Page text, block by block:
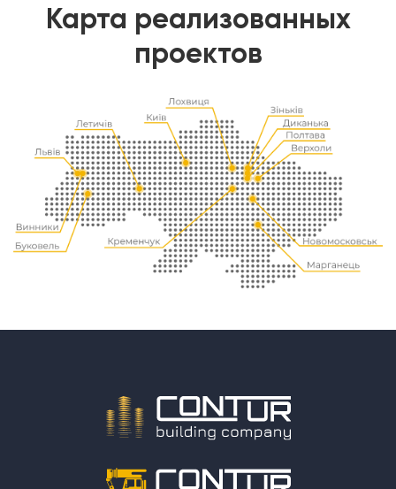
Карта реализованных
проектов